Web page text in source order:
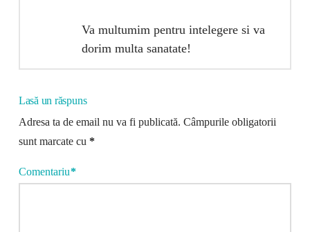
Va multumim pentru intelegere si va
dorim multa sanatate!
Lasă un răspuns
Adresa ta de email nu va fi publicată. Câmpurile obligatorii
sunt marcate cu *
Comentariu*